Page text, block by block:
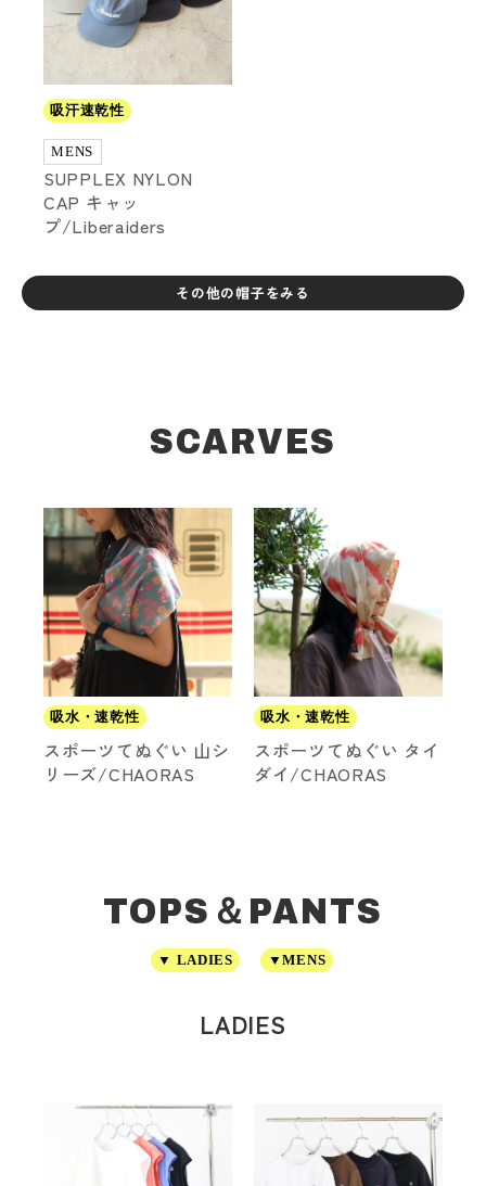
吸汗速乾性
MENS
SUPPLEX NYLON
CAP キャッ
プ/Liberaiders
その他の帽子をみる
SCARVES
吸水・速乾性
スポーツてぬぐい 山シ
リーズ/CHAORAS
吸水・速乾性
スポーツてぬぐい タイ
ダイ/CHAORAS
TOPS＆PANTS
▼ LADIES ▼MENS
LADIES